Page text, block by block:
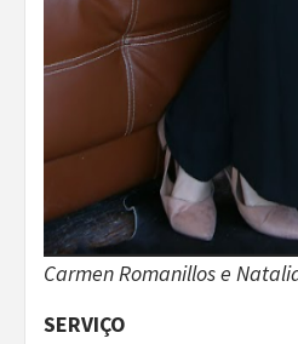
Carmen Romanillos e
SERVIÇO